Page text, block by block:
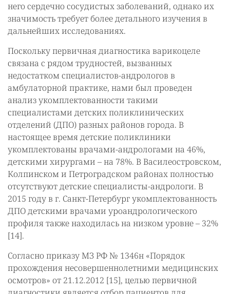
него сердечно сосудистых заболеваний, однако их
значимость требует более детального изучения в
дальнейших исследованиях.
Поскольку первичная диагностика варикоцеле
связана с рядом трудностей, вызванных
недостатком специалистов-андрологов в
амбулаторной практике, нами был проведен
анализ укомплектованности такими
специалистами детских поликлинических
отделений (ДПО) разных районов города. В
настоящее время детские поликлиники
укомплектованы врачами-андрологами на 46%,
детскими хирургами – на 78%. В Василеостровском,
Колпинском и Петроградском районах полностью
отсутствуют детские специалисты-андрологи. В
2015 году в г. Санкт-Петербург укомплектованность
ДПО детскими врачами уроандрологического
профиля также находилась на низком уровне – 32%
[14].
Согласно приказу МЗ РФ № 1346н «Порядок
прохождения несовершеннолетними медицинских
осмотров» от 21.12.2012 [15], целью первичной